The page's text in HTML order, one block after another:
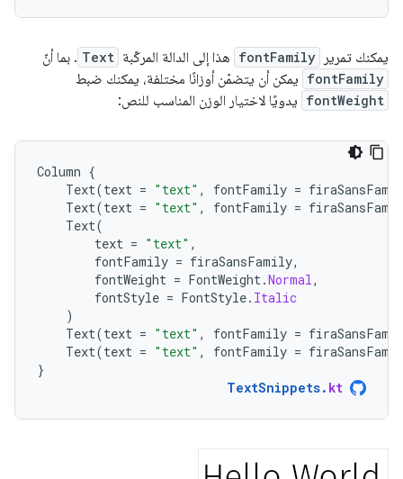
يمكنك تمرير fontFamily هذا إلى الدالة المركّبة Text . بما أنّ
fontFamily يمكن أن يتضمّن أوزانًا مختلفة، يمكنك ضبط
fontWeight يدويًا لاختيار الوزن المناسب للنص:
Column {
Text(text = "text" , fontFamily =
Text(text = "text" , fontFamily =
Text(
text = "text" ,
fontFamily = firaSansFamily,
fontWeight = FontWeight.Normal,
fontStyle = FontStyle. Italic
)
Text(text = "text" , fontFamily =
Text(text = "text" , fontFamily =
}
TextSnippets. kt